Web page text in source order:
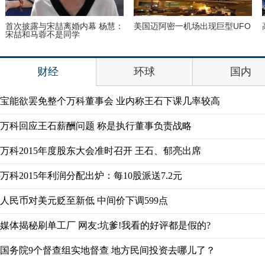
巴西：2016里约动漫节精彩上演
花式Cosplay美女趣味十足
里约奥运会前瞻：美国男子体操
财经 环球 国内
宝能欲罢免整个万科董事会 业内称王石下课几率较高
万科回应王石薪酬问题 称是执行董事负责战略
万科2015年度股东大会准时召开 王石、郁亮出席
万科2015年利润分配出炉：每10股派送7.2元
人民币对美元贬至新低 中间价下调599点
媒体揭秘刷单工厂 网友:坑爹!我看的好评都是假的?
国务院9个督查组实地督查 地方民间投资去哪儿了？